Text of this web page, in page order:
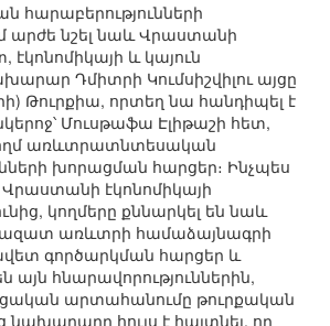
հարաբերությունների
արժե նշել նաև Վրաստանի
և կայուն
Դմիտրի Կումսիշվիլու այցը
Թուրքիա, որտեղ նա հանդիպել է
Մուսթաֆա Էլիթաշի հետ,
առևտրատնտեսական
խորացման հարցեր։ Ինչպես
էկոնոմիկայի
կողմերը քննարկել են նաև
ազատ առևտրի համաձայնագրի
գործարկման հարցեր և
այն հնարավորություններին,
արտահանումը թուրքական
նախարարը հույս է հայտնել, որ